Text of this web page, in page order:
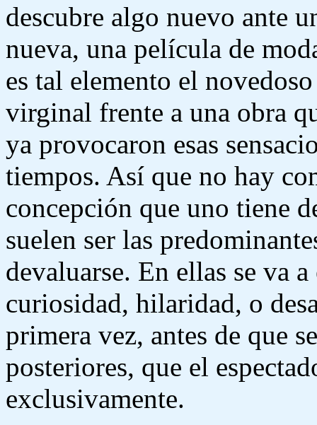
descubre algo nuevo ante
nueva, una película de
es tal elemento el
virginal frente a una obra
ya provocaron esas
tiempos. Así que no hay
concepción que uno tiene
suelen ser las
devaluarse. En ellas se va
curiosidad, hilaridad, o
primera vez, antes de que
posteriores, que el
exclusivamente.